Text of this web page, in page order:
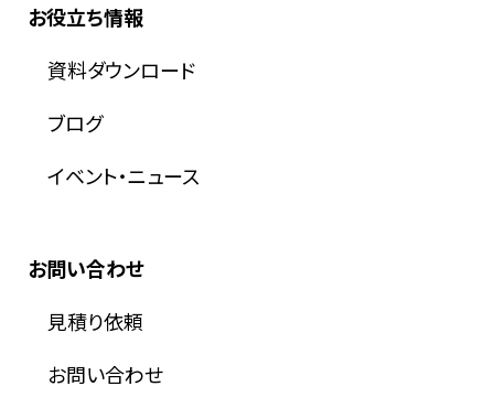
お役立ち情報
資料ダウンロード
ブログ
イベント・ニュース
お問い合わせ
見積り依頼
お問い合わせ